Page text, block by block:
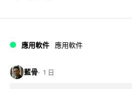
應用軟件 應用軟件
藍骨 1 日